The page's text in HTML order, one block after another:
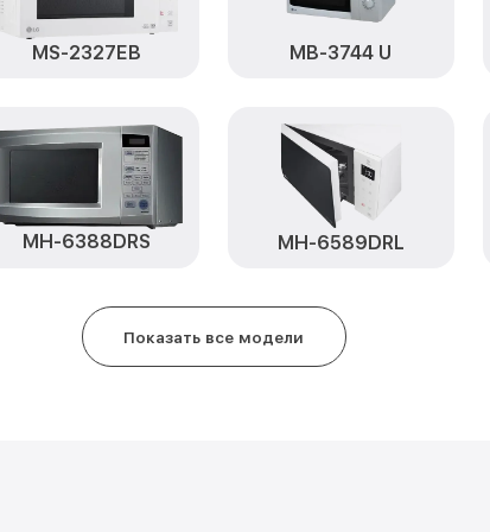
Замена таймера MH-6353ES LG
MS-2327EB MB-3744 U
MH-6388DRS MH-6589DRL
Показать все модели